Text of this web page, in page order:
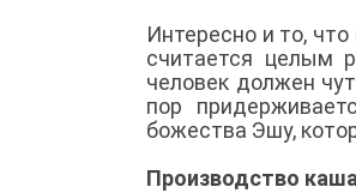
Интересно и то,
считается целым
человек должен
пор
божества Эшу,
Производство